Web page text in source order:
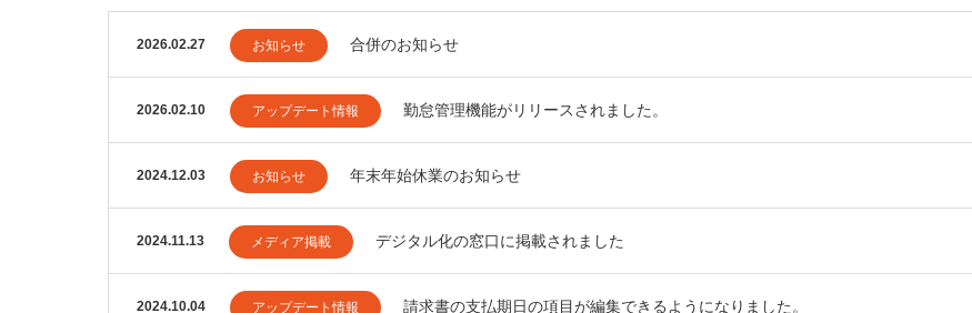
2026.02.27 お知らせ 合併のお知らせ
2026.02.10 アップデート情報 勤怠管理機能がリリースされました。
2024.12.03 お知らせ 年末年始休業のお知らせ
2024.11.13 メディア掲載 デジタル化の窓口に掲載されました
2024.10.04 アップデート情報 請求書の支払期日の項目が編集できるようになりました。